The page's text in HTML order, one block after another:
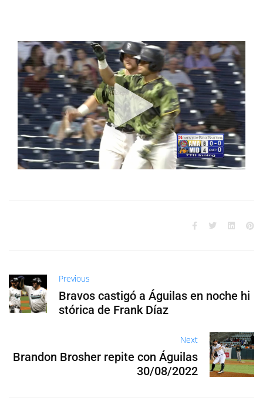
Previous
Bravos castigó a Águilas en noche hi
stórica de Frank Díaz
Next
Brandon Brosher repite con Águilas
30/08/2022